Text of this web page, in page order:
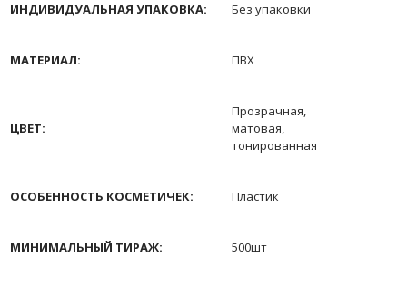
ИНДИВИДУАЛЬНАЯ УПАКОВКА: Без упаковки
МАТЕРИАЛ: ПВХ
ЦВЕТ:
Прозрачная,
матовая,
тонированная
ОСОБЕННОСТЬ КОСМЕТИЧЕК: Пластик
МИНИМАЛЬНЫЙ ТИРАЖ: 500шт